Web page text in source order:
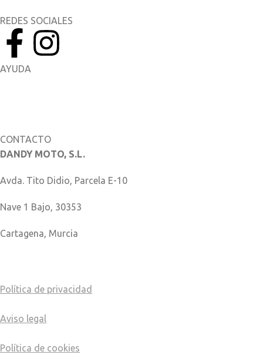
REDES SOCIALES
AYUDA
CONTACTO
DANDY MOTO, S.L.
Avda. Tito Didio, Parcela E-10
Nave 1 Bajo, 30353
Cartagena, Murcia
Política de privacidad
Aviso legal
Política de cookies